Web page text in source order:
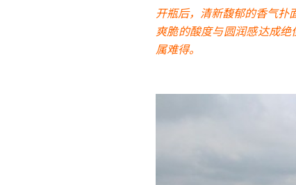
开瓶后，清新馥郁的香气扑
爽脆的酸度与圆润感达成绝
属难得。